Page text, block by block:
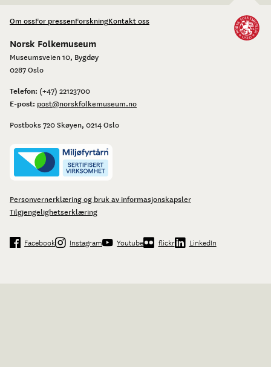
Om ossFor pressenForskningKontakt oss
Norsk Folkemuseum
Museumsveien 10, Bygdøy
0287 Oslo
Telefon: (+47) 22123700
E-post: post@norskfolkemuseum.no
Postboks 720 Skøyen, 0214 Oslo
Personvernerklæring og bruk av informasjonskapsler
Tilgjengelighetserklæring
Facebook Instagram Youtube flickr LinkedIn